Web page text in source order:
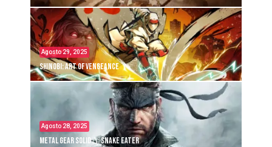
Agosto 29, 2025
Shinobi: Art of Vengeance
Agosto 28, 2025
Metal Gear Solid Δ: Snake Eater